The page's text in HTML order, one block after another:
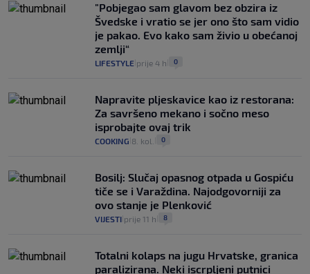
"Pobjegao sam glavom bez obzira iz
Švedske i vratio se jer ono što sam vidio
je pakao. Evo kako sam živio u obećanoj
zemlji“
LIFESTYLE prije 4 h 0
Napravite pljeskavice kao iz restorana:
Za savršeno mekano i sočno meso
isprobajte ovaj trik
COOKING 8. kol. 0
Bosilj: Slučaj opasnog otpada u Gospiću
tiče se i Varaždina. Najodgovorniji za
ovo stanje je Plenković
VIJESTI prije 11 h 8
Totalni kolaps na jugu Hrvatske, granica
paralizirana. Neki iscrpljeni putnici